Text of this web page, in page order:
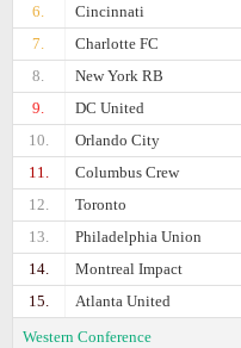
6.
Cincinnati
7.
Charlotte FC
8.
New York RB
9.
DC United
10.
Orlando City
11.
Columbus Crew
12.
Toronto
13.
Philadelphia Union
14.
Montreal Impact
15.
Atlanta United
Western Conference